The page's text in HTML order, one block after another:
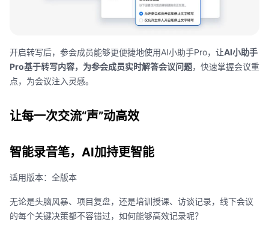
开启转写后，参会成员能够更便捷地使用AI小助手Pro，让AI小助手
Pro基于转写内容，为参会成员实时解答会议问题，快速掌握会议重
点，为会议注入灵感。
让每一次交流“声”动高效
智能录音笔， AI加持更智能
适用版本：全版本
无论是头脑风暴、项目复盘，还是培训授课、访谈记录，线下会议
的每个关键决策都不容错过，如何能够高效记录呢？